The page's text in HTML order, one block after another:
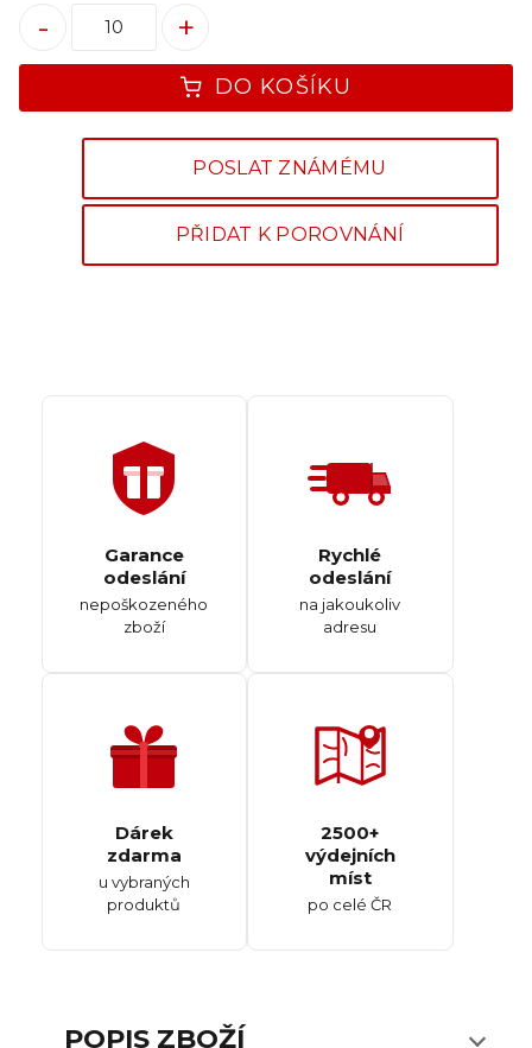
+
-
DO KOŠÍKU
POSLAT ZNÁMÉMU
PŘIDAT K POROVNÁNÍ
Garance
odeslání
nepoškozeného
zboží
Rychlé
odeslání
na jakoukoliv
adresu
Dárek
zdarma
u vybraných
produktů
2500+
výdejních
míst
po celé ČR
POPIS ZBOŽÍ